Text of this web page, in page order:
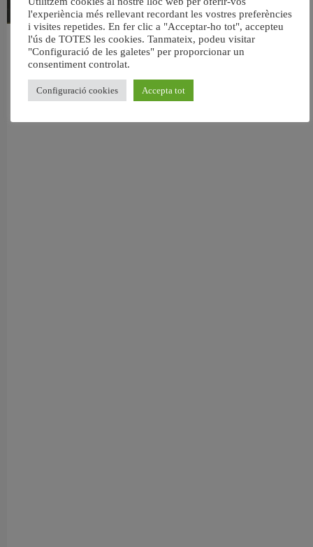
València reforma l’Escola Infantil Pardalets i instal·larà aire condicionat a totes
les aules
l'experiència més rellevant recordant les vostres preferències
i visites repetides. En fer clic a "Acceptar-ho tot", accepteu
l'ús de TOTES les cookies. Tanmateix, podeu visitar
"Configuració de les galetes" per proporcionar un
consentiment controlat.
Configuració cookies Accepta tot